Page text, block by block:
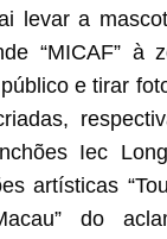
levar a
“MICAF” à
e tirar
Iec
artísticas
do